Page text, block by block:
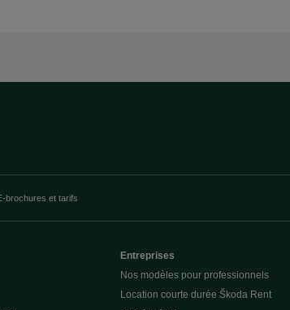
brochures et tarifs
Entreprises
Nos modèles pour professionnels
Location courte durée Škoda Rent